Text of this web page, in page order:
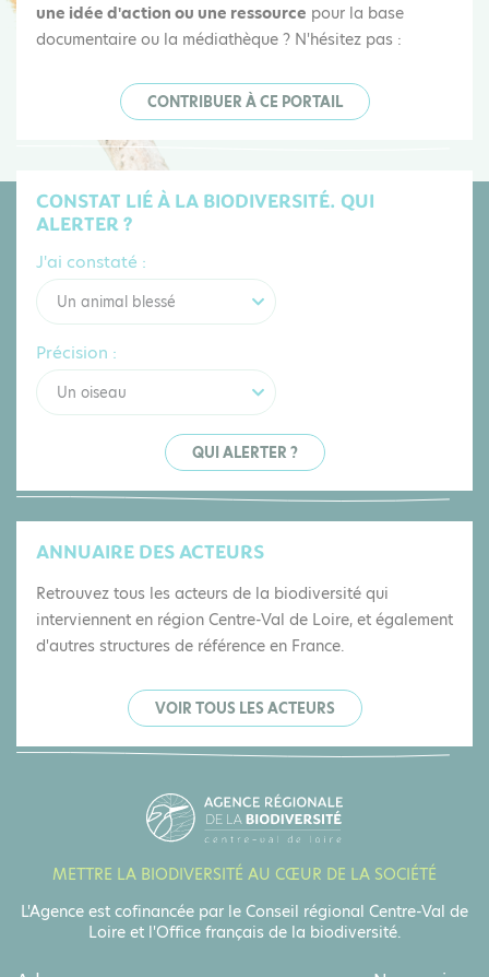
une idée d'action ou une ressource pour la base
documentaire ou la médiathèque ? N'hésitez pas :
CONTRIBUER À CE PORTAIL
CONSTAT LIÉ À LA BIODIVERSITÉ. QUI
ALERTER ?
J'ai constaté :
Un animal blessé
Précision :
Un oiseau
QUI ALERTER ?
ANNUAIRE DES ACTEURS
Retrouvez tous les acteurs de la biodiversité qui
interviennent en région Centre-Val de Loire, et également
d'autres structures de référence en France.
VOIR TOUS LES ACTEURS
METTRE LA BIODIVERSITÉ AU CŒUR DE LA SOCIÉTÉ
L'Agence est cofinancée par le Conseil régional Centre-Val de
Loire et l'Office français de la biodiversité.